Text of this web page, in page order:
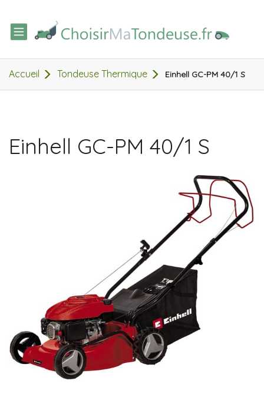
TOGGLE
NAVIGATION
Accueil Tondeuse Thermique Einhell GC-PM 40/1 S
Einhell GC-PM 40/1 S